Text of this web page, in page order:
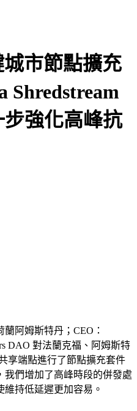
市節點擴充
Shredstream
強化高峰抗
阿姆斯特丹；CEO：
DAO 對法蘭克福、阿姆斯特
享端點進行了節點擴充套件
們增加了高峰時段的併發處
持低延遲更加容易。